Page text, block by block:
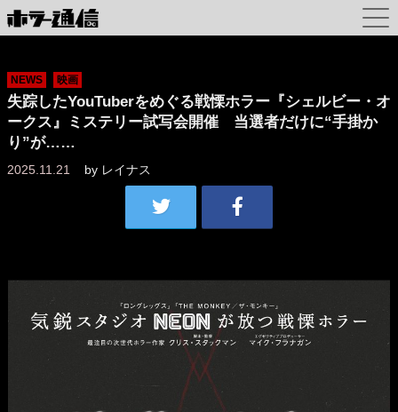
NEWS 映画
失踪したYouTuberをめぐる戦慄ホラー『シェルビー・オ
ークス』ミステリー試写会開催 当選者だけに“手掛か
り”が……
2025.11.21 by レイナス